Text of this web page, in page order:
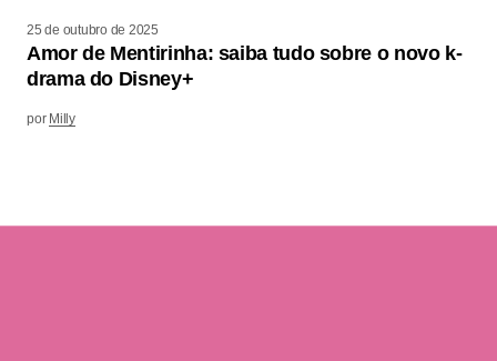
25 de outubro de 2025
Amor de Mentirinha: saiba tudo sobre o novo k-
drama do Disney+
por Milly